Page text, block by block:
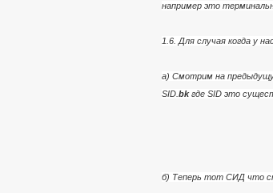
например это
1.6. Для случая когда у
a) Смотрим на
SID. bkгде SID это
б) Теперь тот СИД что